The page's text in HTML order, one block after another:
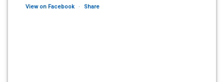
View on Facebook · Share